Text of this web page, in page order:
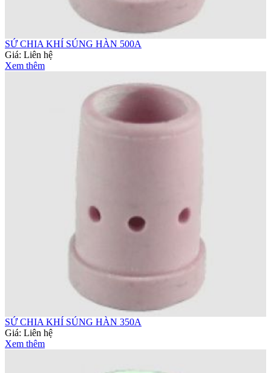
SỨ CHIA KHÍ SÚNG HÀN 500A
Giá: Liên hệ
Xem thêm
SỨ CHIA KHÍ SÚNG HÀN 350A
Giá: Liên hệ
Xem thêm